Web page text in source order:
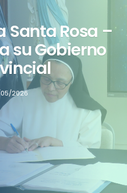
Santa Rosa –
su Gobierno
2026